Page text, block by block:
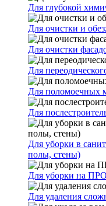
Для глубокой
Для очистки и
Для очистки
Для
Для поломоечных
Для
Для уборки в
полы, стены)
Для уборки на
Для удаления